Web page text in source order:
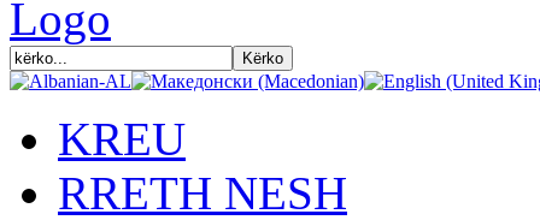
KREU
RRETH NESH